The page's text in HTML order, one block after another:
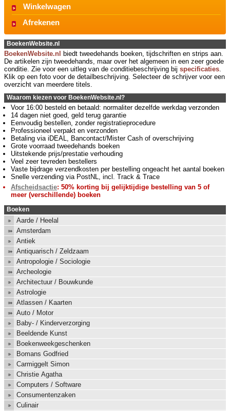
Winkelwagen
Afrekenen
BoekenWebsite.nl
BoekenWebsite.nl
biedt tweedehands boeken, tijdschriften en strips aan.
De artikelen zijn tweedehands, maar over het algemeen in een zeer goede
conditie. Zie voor een uitleg van de conditiebeschrijving bij specificaties.
Klik op een foto voor de detailbeschrijving. Selecteer de schrijver voor een
overzicht van meerdere titels.
Waarom kiezen voor BoekenWebsite.nl?
Voor 16:00 besteld en betaald: normaliter dezelfde werkdag verzonden
14 dagen niet goed, geld terug garantie
Eenvoudig bestellen, zonder registratieprocedure
Professioneel verpakt en verzonden
Betaling via iDEAL, Bancontact/Mister Cash of overschrijving
Grote voorraad tweedehands boeken
Uitstekende prijs/prestatie verhouding
Veel zeer tevreden bestellers
Vaste bijdrage verzendkosten per bestelling ongeacht het aantal boeken
Snelle verzending via PostNL, incl. Track & Trace
Afscheidsactie: 50% korting bij gelijktijdige bestelling van 5 of
meer (verschillende) boeken
Boeken
Aarde / Heelal
Amsterdam
Antiek
Antiquarisch / Zeldzaam
Antropologie / Sociologie
Archeologie
Architectuur / Bouwkunde
Astrologie
Atlassen / Kaarten
Auto / Motor
Baby- / Kinderverzorging
Beeldende Kunst
Boekenweekgeschenken
Bomans Godfried
Carmiggelt Simon
Christie Agatha
Computers / Software
Consumentenzaken
Culinair